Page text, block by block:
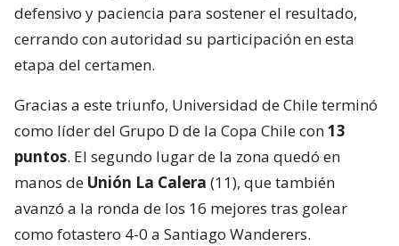
defensivo y paciencia para sostener el resultado,
cerrando con autoridad su participación en esta
etapa del certamen.
Gracias a este triunfo, Universidad de Chile terminó
como líder del Grupo D de la Copa Chile con13
puntos. El segundo lugar de la zona quedó en
manos de Unión La Calera (11), que también
avanzó a la ronda de los 16 mejores tras golear
como fotastero 4-0 a Santiago Wanderers.